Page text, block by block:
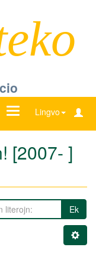
Lingvo
Ŝanĝu
[2007- ]
Ek